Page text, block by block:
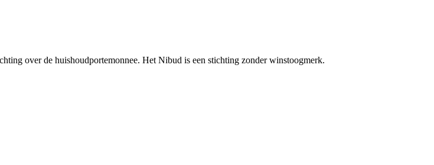
over de huishoudportemonnee. Het Nibud is een stichting zonder winstoogmerk.